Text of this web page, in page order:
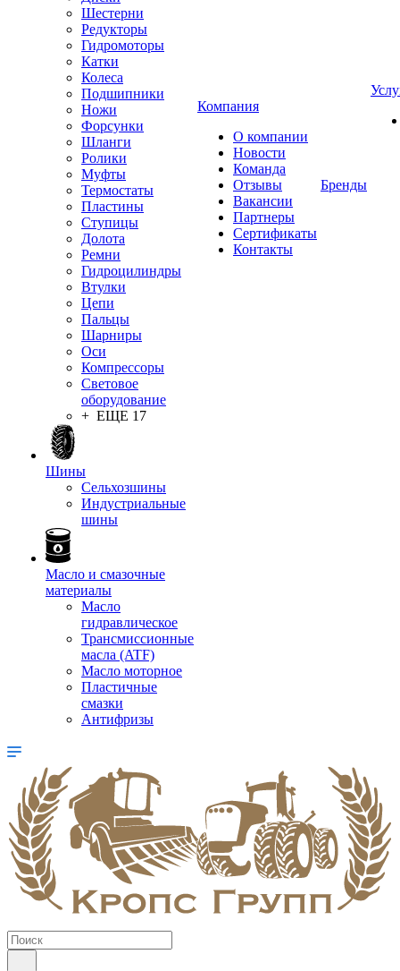
Шестерни
Редукторы
Гидромоторы
Катки
Колеса
Подшипники
Ножи
Форсунки
Шланги
Ролики
Муфты
Термостаты
Пластины
Ступицы
Долота
Ремни
Гидроцилиндры
Втулки
Цепи
Пальцы
Шарниры
Оси
Компрессоры
Световое
оборудование
+ ЕЩЕ 17
Шины
Сельхозшины
Индустриальные
шины
Масло и смазочные
материалы
Масло
гидравлическое
Трансмиссионные
масла (ATF)
Масло моторное
Пластичные
смазки
Антифризы
Компания
О компании
Новости
Команда
Отзывы
Вакансии
Партнеры
Сертификаты
Контакты
Бренды